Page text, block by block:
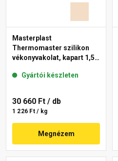
Masterplast
Thermomaster szilikon
vékonyvakolat, kapart 1,5
Gyártói készleten
30 660 Ft / db
1 226 Ft / kg
Megnézem